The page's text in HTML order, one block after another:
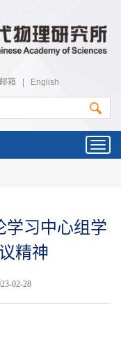
邮箱 English
学习中心组学
精神
02-28